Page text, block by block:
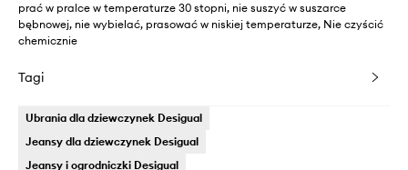
prać w pralce w temperaturze 30 stopni, nie suszyć w suszarce
bębnowej, nie wybielać, prasować w niskiej temperaturze, Nie czyścić
chemicznie
Tagi
Ubrania dla dziewczynek Desigual
Jeansy dla dziewczynek Desigual
Jeansy i ogrodniczki Desigual